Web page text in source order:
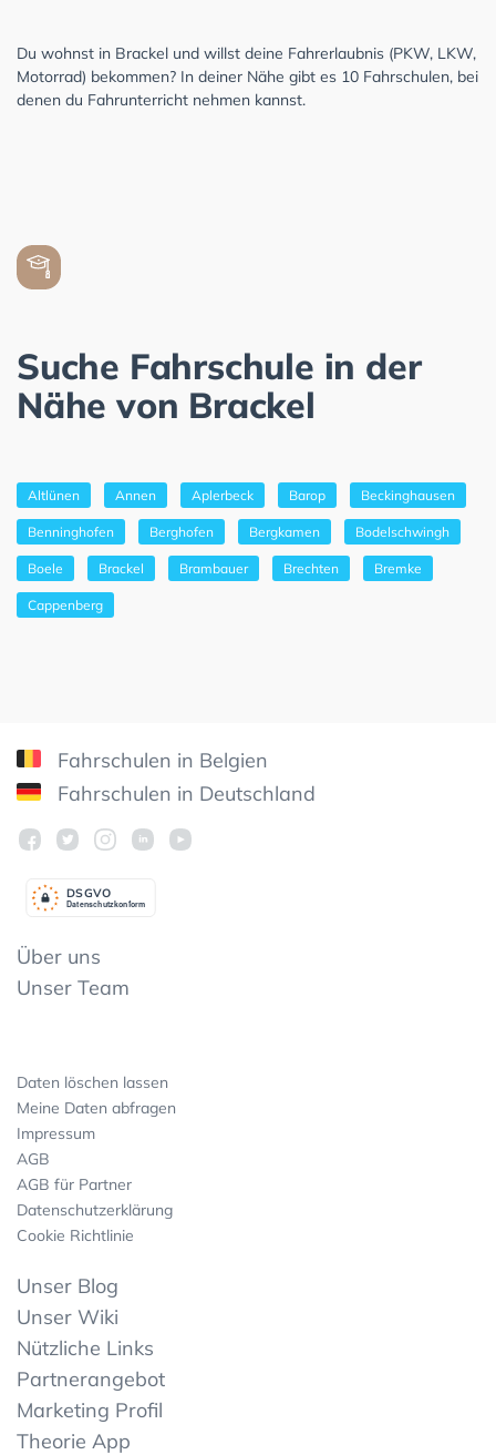
Du wohnst in Brackel und willst deine Fahrerlaubnis (PKW, LKW,
Motorrad) bekommen? In deiner Nähe gibt es 10 Fahrschulen, bei
denen du Fahrunterricht nehmen kannst.
Suche Fahrschule in der
Nähe von Brackel
Altlünen Annen Aplerbeck Barop Beckinghausen
Benninghofen Berghofen Bergkamen Bodelschwingh
Boele Brackel Brambauer Brechten Bremke
Cappenberg
Fahrschulen in Belgien
Fahrschulen in Deutschland
Datenschutzkonform
DSGVO
Über uns
Unser Team
Daten löschen lassen
Meine Daten abfragen
Impressum
AGB
AGB für Partner
Datenschutzerklärung
Cookie Richtlinie
Unser Blog
Unser Wiki
Nützliche Links
Partnerangebot
Marketing Profil
Theorie App